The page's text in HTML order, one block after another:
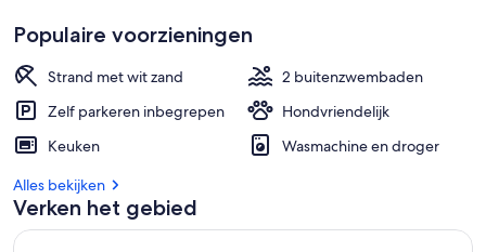
Populaire voorzieningen
Strand met wit zand
2 buitenzwembaden
Zelf parkeren inbegrepen
Hondvriendelijk
Keuken
Wasmachine en droger
Alles bekijken
Verken het gebied